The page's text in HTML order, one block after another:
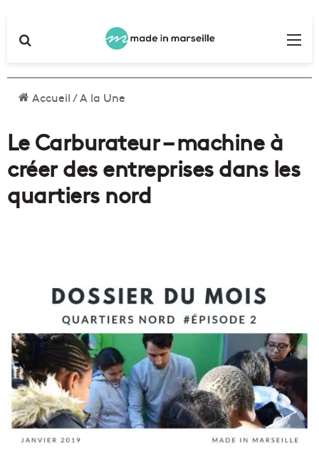
Accueil/A la Une
Le Carburateur – machine à
créer des entreprises dans les
quartiers nord